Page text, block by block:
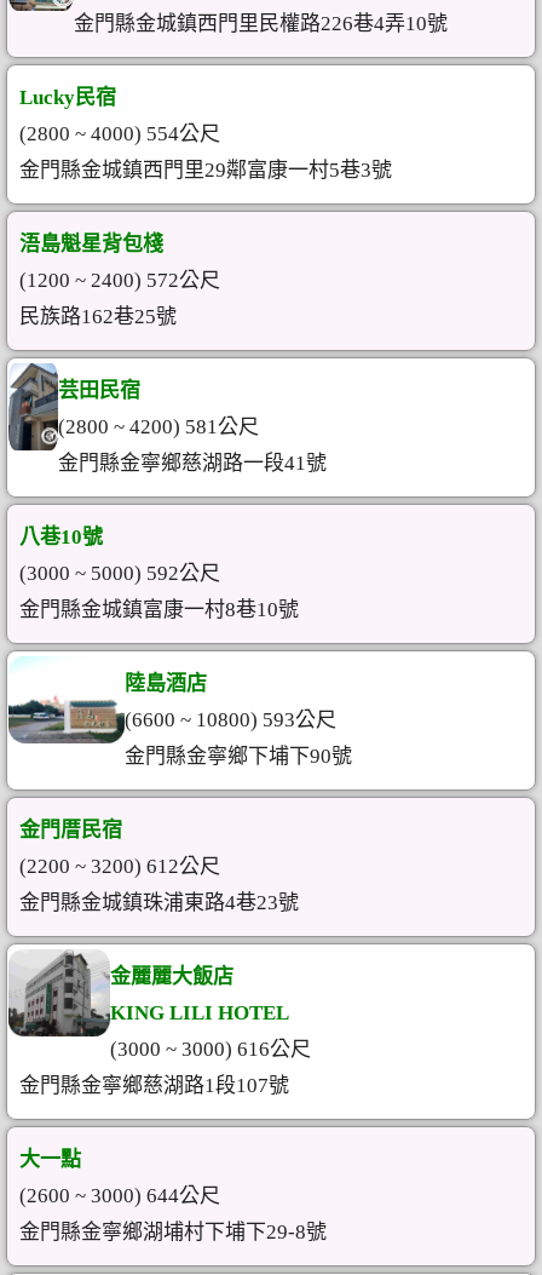
金門縣金城鎮西門里民權路226巷4弄10號
Lucky民宿
(2800 ~ 4000) 554公尺
金門縣金城鎮西門里29鄰富康一村5巷3號
浯島魁星背包棧
(1200 ~ 2400) 572公尺
民族路162巷25號
芸田民宿
(2800 ~ 4200) 581公尺
金門縣金寧鄉慈湖路一段41號
八巷10號
(3000 ~ 5000) 592公尺
金門縣金城鎮富康一村8巷10號
陸島酒店
(6600 ~ 10800) 593公尺
金門縣金寧鄉下埔下90號
金門厝民宿
(2200 ~ 3200) 612公尺
金門縣金城鎮珠浦東路4巷23號
金麗麗大飯店
KING LILI HOTEL
(3000 ~ 3000) 616公尺
金門縣金寧鄉慈湖路1段107號
大一點
(2600 ~ 3000) 644公尺
金門縣金寧鄉湖埔村下埔下29-8號